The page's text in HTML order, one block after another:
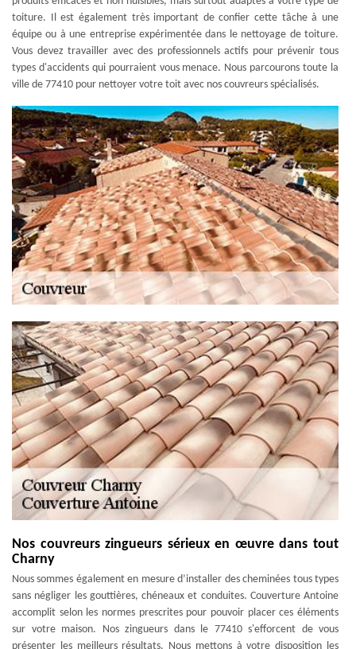
toiture. Il est également très important de confier cette tâche à une
équipe ou à une entreprise expérimentée dans le nettoyage de toiture.
Vous devez travailler avec des professionnels actifs pour prévenir tous
types d'accidents qui pourraient vous menace. Nous parcourons toute la
ville de 77410 pour nettoyer votre toit avec nos couvreurs spécialisés.
Nos couvreurs zingueurs sérieux en œuvre dans tout
Charny
Nous sommes également en mesure d’installer des cheminées tous types
sans négliger les gouttières, chéneaux et conduites. Couverture Antoine
accomplit selon les normes prescrites pour pouvoir placer ces éléments
sur votre maison. Nos zingueurs dans le 77410 s'efforcent de vous
présenter les meilleurs résultats. Nous mettons à votre disposition les